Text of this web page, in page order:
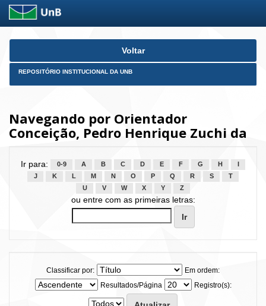
Skip
Voltar
REPOSITÓRIO INSTITUCIONAL DA UNB
Navegando por Orientador
Conceição, Pedro Henrique Zuchi da
Ir para: 0-9 A B C D E F G H
J
K L M N O P Q R S
T
U
V W X Y Z
ou entre com as primeiras letras:
Classificar por:
Em ordem:
Resultados/Página
Registro(s):